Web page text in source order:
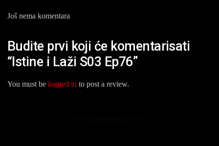
Još nema komentara
Budite prvi koji će komentarisati
“Istine i Laži S03 Ep76”
You must be logged in to post a review.